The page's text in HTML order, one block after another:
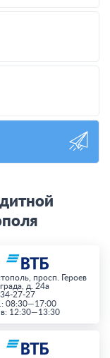
просп. Героев
д. 24а
27-27
08:30—17:00
12:30—13:30